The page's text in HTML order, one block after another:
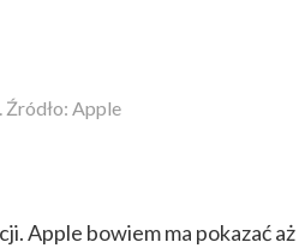
Źródło: Apple
Apple bowiem ma pokazać aż